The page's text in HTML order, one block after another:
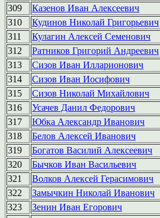
309
Казенов Иван Алексеевич
310
Кудинов Николай Григорьевич
311
Кулагин Алексей Семенович
312
Ратников Григорий Андреевич
313
Сизов Иван Илларионович
314
Сизов Иван Иосифович
315
Сизов Николай Михайлович
316
Усачев Данил Федорович
317
Юбка Александр Иванович
318
Белов Алексей Иванович
319
Богатов Василий Алексеевич
320
Бычков Иван Васильевич
321
Волков Алексей Герасимович
322
Замычкин Николай Иванович
323
Зенин Иван Егорович